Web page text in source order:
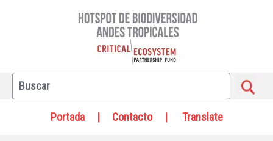
Portada| Contacto| Translate